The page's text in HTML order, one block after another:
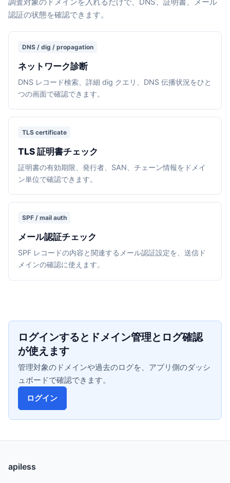
認証の状態を確認できます。
DNS / dig / propagation
ネットワーク診断
DNS レコード検索、詳細 dig クエリ、DNS 伝播状況をひと
つの画面で確認できます。
TLS certificate
TLS 証明書チェック
証明書の有効期限、発行者、SAN、チェーン情報をドメイ
ン単位で確認できます。
SPF / mail auth
メール認証チェック
SPF レコードの内容と関連するメール認証設定を、送信ド
メインの確認に使えます。
ログインするとドメイン管理とログ確認
が使えます
管理対象のドメインや過去のログを、アプリ側のダッシ
ュボードで確認できます。
ログイン
apiless